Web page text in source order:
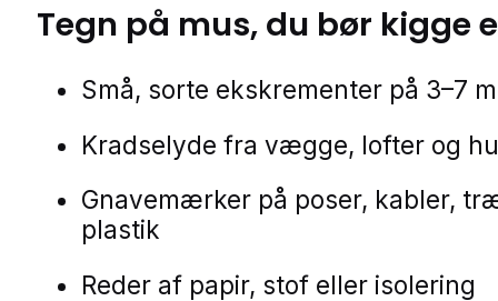
Tegn på mus, du bør kigge
Små, sorte ekskrementer på 3–7
Kradselyde fra vægge, lofter og
Gnavemærker på poser, kabler,
plastik
Reder af papir, stof eller isolering